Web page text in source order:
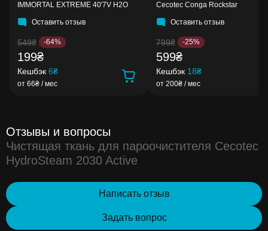
IMMORTAL EXTREME 40'7V H2O
Оставить отзыв
549₴ -64%
199₴
Кешбэк 6₴
от 66₴ / мес
Cecotec Conga Rockstar
Оставить отзыв
799₴ -25%
599₴
Кешбэк 18₴
от 200₴ / мес
Отзывы и вопросы
Чистящая ткань для пароочистителя Cecotec
HydroSteam 2030 Active
Написать отзыв
Задать вопрос